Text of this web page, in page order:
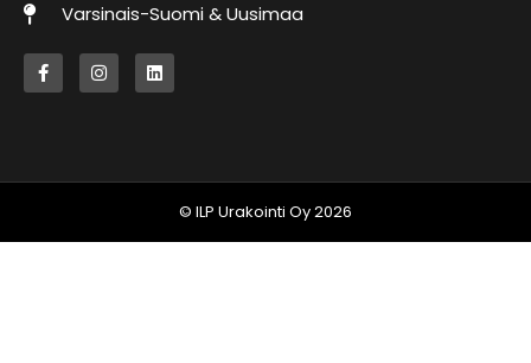
Varsinais-Suomi & Uusimaa
F
a
c
k
I
n
s
a
L
i
n
n
© ILP Urakointi Oy 2026